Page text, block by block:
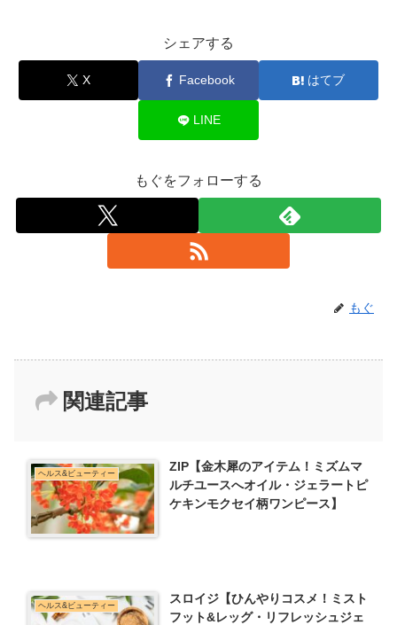
シェアする
X Facebook はてブ
LINE
もぐをフォローする
もぐ
関連記事
ヘルス&ビューティー
ZIP【金木犀のアイテム！ミズムマ
ルチユースへオイル・ジェラートピ
ケキンモクセイ柄ワンピース】
ヘルス&ビューティー
スロイジ【ひんやりコスメ！ミスト
フット&レッグ・リフレッシュジェ